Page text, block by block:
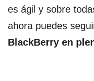
es ágil y sobre
ahora puedes
BlackBerry en